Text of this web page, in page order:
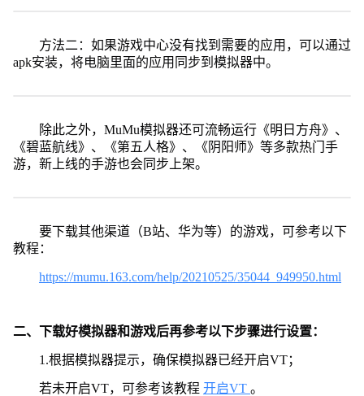
方法二：如果游戏中心没有找到需要的应用，可以通过
apk安装，将电脑里面的应用同步到模拟器中。
除此之外，MuMu模拟器还可流畅运行《明日方舟》、
《碧蓝航线》、《第五人格》、《阴阳师》等多款热门手
游，新上线的手游也会同步上架。
要下载其他渠道（B站、华为等）的游戏，可参考以下
教程：
https://mumu.163.com/help/20210525/35044_949950.html
二、下载好模拟器和游戏后再参考以下步骤进行设置：
1.根据模拟器提示，确保模拟器已经开启VT；
若未开启VT，可参考该教程 开启VT 。